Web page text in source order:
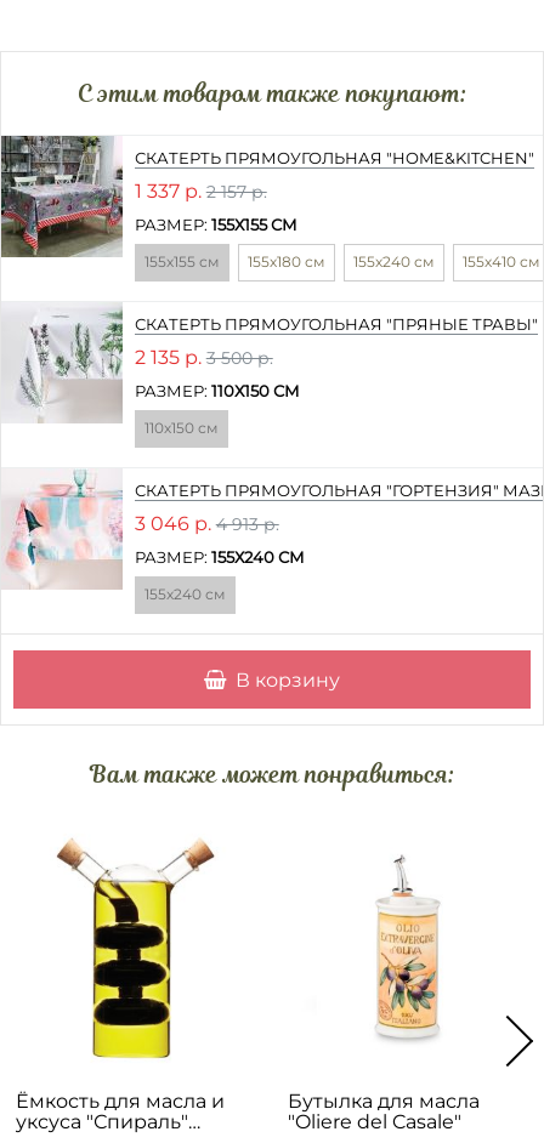
C этим товаром также покупают:
СКАТЕРТЬ ПРЯМОУГОЛЬНАЯ "HOME&KITCHEN"
1 337 р. 2 157 р.
РАЗМЕР: 155Х155 СМ
155х155 см 155х180 см 155х240 см 155х410 см
СКАТЕРТЬ ПРЯМОУГОЛЬНАЯ "ПРЯНЫЕ ТРАВЫ"
2 135 р. 3 500 р.
РАЗМЕР: 110Х150 СМ
110х150 см
СКАТЕРТЬ ПРЯМОУГОЛЬНАЯ "ГОРТЕНЗИЯ"
3 046 р. 4 913 р.
РАЗМЕР: 155Х240 СМ
155х240 см
В корзину
Вам также может понравиться:
Ёмкость для масла и
уксуса "Спираль"
Бутылка для масла
"Oliere del Casale"